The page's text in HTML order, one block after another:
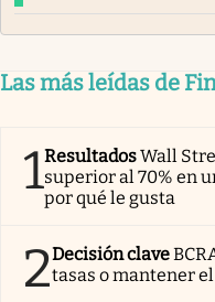
Las más leídas de
1ResultadosWall
superior al 70% en
por qué le gusta
2Decisión clave
tasas o mantener